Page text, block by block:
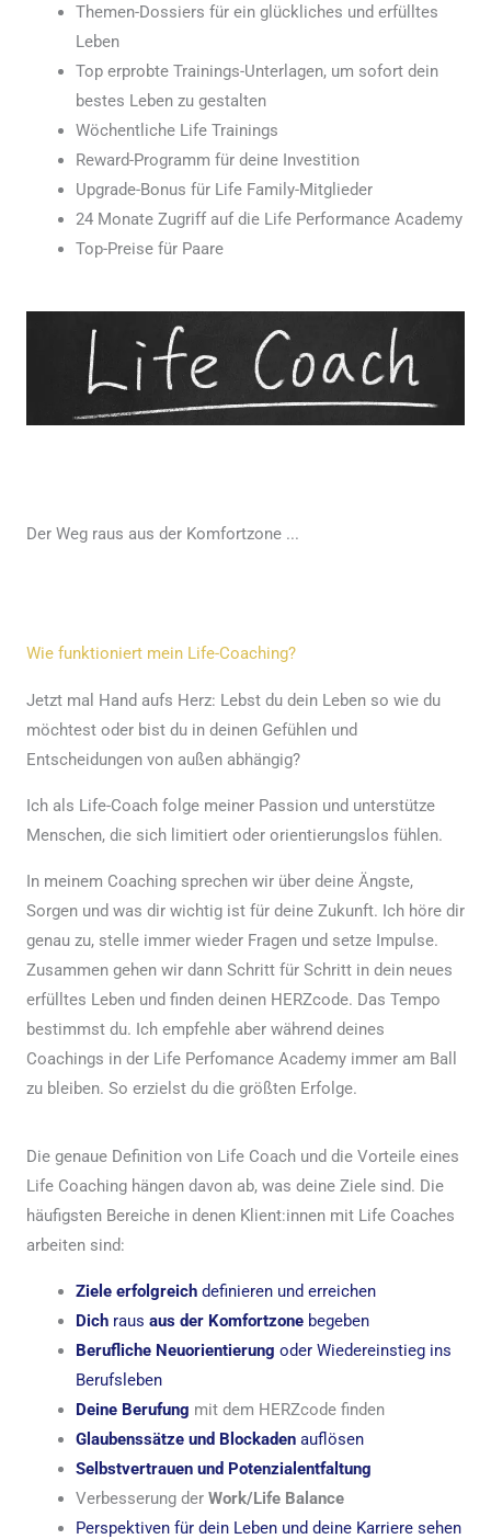
Themen-Dossiers für ein glückliches und erfülltes
Leben
Top erprobte Trainings-Unterlagen, um sofort dein
bestes Leben zu gestalten
Wöchentliche Life Trainings
Reward-Programm für deine Investition
Upgrade-Bonus für Life Family-Mitglieder
24 Monate Zugriff auf die Life Performance Academy
Top-Preise für Paare
Der Weg raus aus der Komfortzone ...
Wie funktioniert mein Life-Coaching?
Jetzt mal Hand aufs Herz: Lebst du dein Leben so wie du
möchtest oder bist du in deinen Gefühlen und
Entscheidungen von außen abhängig?
Ich als Life-Coach folge meiner Passion und unterstütze
Menschen, die sich limitiert oder orientierungslos fühlen.
In meinem Coaching sprechen wir über deine Ängste,
Sorgen und was dir wichtig ist für deine Zukunft. Ich höre dir
genau zu, stelle immer wieder Fragen und setze Impulse.
Zusammen gehen wir dann Schritt für Schritt in dein neues
erfülltes Leben und finden deinen HERZcode. Das Tempo
bestimmst du. Ich empfehle aber während deines
Coachings in der Life Perfomance Academy immer am Ball
zu bleiben. So erzielst du die größten Erfolge.
Die genaue Definition von Life Coach und die Vorteile eines
Life Coaching hängen davon ab, was deine Ziele sind. Die
häufigsten Bereiche in denen Klient:innen mit Life Coaches
arbeiten sind:
Ziele erfolgreich definieren und erreichen
Dich raus aus der Komfortzone begeben
Berufliche Neuorientierung oder Wiedereinstieg ins
Berufsleben
Deine Berufung mit dem HERZcode finden
Glaubenssätze und Blockaden auflösen
Selbstvertrauen und Potenzialentfaltung
Verbesserung der Work/Life Balance
Perspektiven für dein Leben und deine Karriere sehen